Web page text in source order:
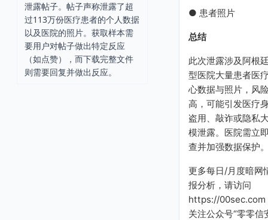
泄露帖子。帖子声称泄露了超
过113万份医疗患者的个人数据
以及医院的照片。获取样本需
要用户对帖子做出特定反应
（如点赞），而下载完整文件
则需要回复并做出反应。
● 患者照片
总结
此次泄露涉及阿根
型医院大量患者医
心数据与照片，风
高，可能引发医疗
盗用、敲诈或隐私
模泄露。医院需立
查并加强数据保护
更多每日/月度暗网
报分析，请访问
https://00sec.com
关注公众号“零零信